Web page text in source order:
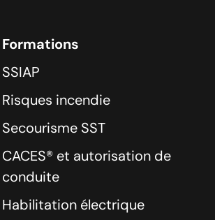
Formations
SSIAP
Risques incendie
Secourisme SST
CACES® et autorisation de
conduite
Habilitation électrique